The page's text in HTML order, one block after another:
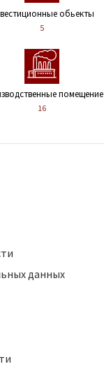
обьекты
5
помещение
16
данных